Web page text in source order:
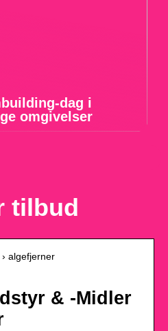
dag i
omgivelser
tilbud
algefjerner
& -Midler